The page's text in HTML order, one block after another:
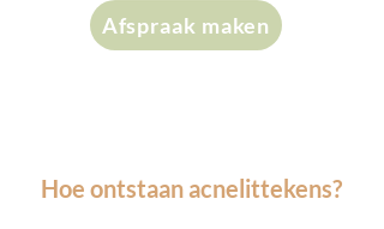
Afspraak maken
Hoe ontstaan acnelittekens?